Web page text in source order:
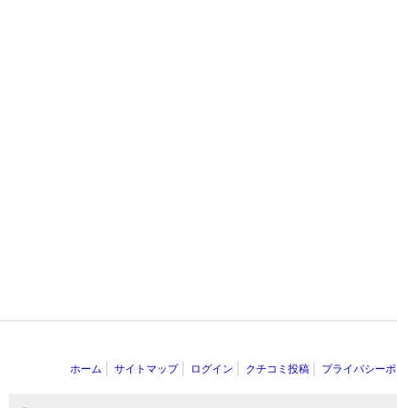
ホーム サイトマップ ログイン クチコミ投稿 プライバシー